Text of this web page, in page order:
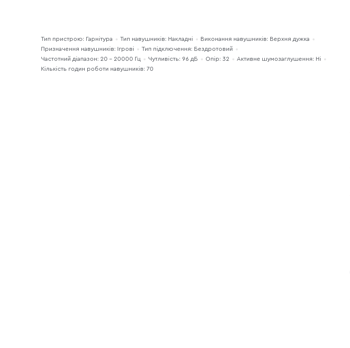
Тип пристрою: Гарнітура Тип навушників: Накладні
Виконання навушників: Верхня дужка
Призначення навушників: Ігрові
Тип підключення: Бездротовий
Частотний діапазон: 20 - 20000 Гц
Чутливість: 96 дБ Опір: 32
Активне шумозаглушення: Ні
Кількість годин роботи навушників: 70